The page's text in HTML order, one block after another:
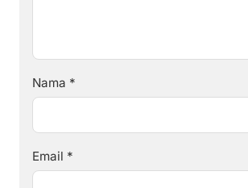
Nama *
Email *